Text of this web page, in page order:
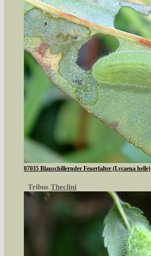
07035 Blauschillernder Feuerfalter (Lycaena helle)
Tribus Theclini